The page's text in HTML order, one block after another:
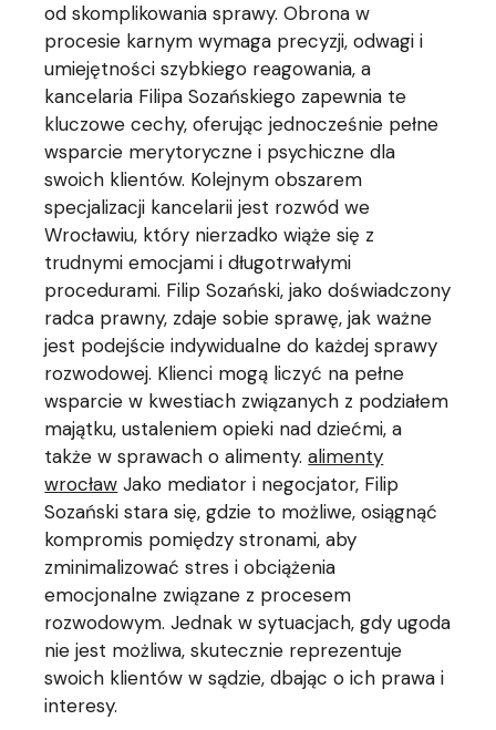
od skomplikowania sprawy. Obrona w
procesie karnym wymaga precyzji, odwagi i
umiejętności szybkiego reagowania, a
kancelaria Filipa Sozańskiego zapewnia te
kluczowe cechy, oferując jednocześnie pełne
wsparcie merytoryczne i psychiczne dla
swoich klientów. Kolejnym obszarem
specjalizacji kancelarii jest rozwód we
Wrocławiu, który nierzadko wiąże się z
trudnymi emocjami i długotrwałymi
procedurami. Filip Sozański, jako doświadczony
radca prawny, zdaje sobie sprawę, jak ważne
jest podejście indywidualne do każdej sprawy
rozwodowej. Klienci mogą liczyć na pełne
wsparcie w kwestiach związanych z podziałem
majątku, ustaleniem opieki nad dziećmi, a
także w sprawach o alimenty.alimenty
wrocław Jako mediator i negocjator, Filip
Sozański stara się, gdzie to możliwe, osiągnąć
kompromis pomiędzy stronami, aby
zminimalizować stres i obciążenia
emocjonalne związane z procesem
rozwodowym. Jednak w sytuacjach, gdy ugoda
nie jest możliwa, skutecznie reprezentuje
swoich klientów w sądzie, dbając o ich prawa i
interesy.